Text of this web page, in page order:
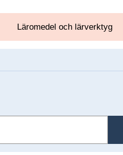
Läromedel och lärverktyg